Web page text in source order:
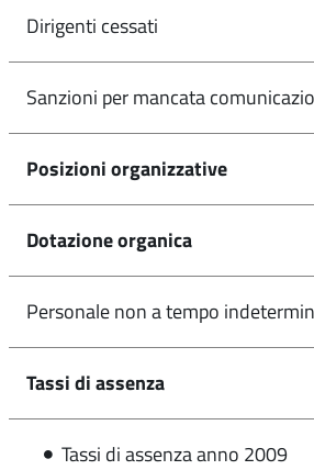
Dirigenti cessati
Sanzioni per mancata
Posizioni organizzative
Dotazione organica
Personale non a tempo
Tassi di assenza
Tassi di assenza anno 2009